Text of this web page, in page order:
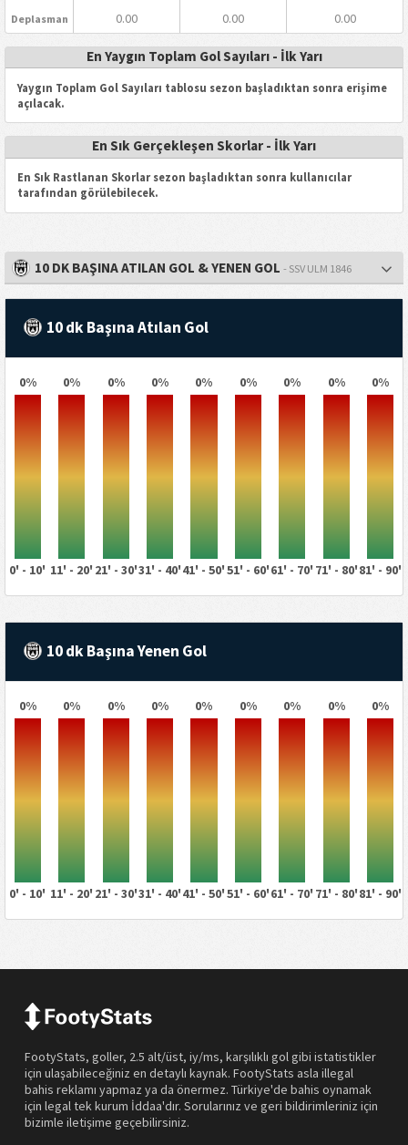
Deplasman 0.00 0.00 0.00
En Yaygın Toplam Gol Sayıları - İlk Yarı
Yaygın Toplam Gol Sayıları tablosu sezon başladıktan sonra erişime
açılacak.
En Sık Gerçekleşen Skorlar - İlk Yarı
En Sık Rastlanan Skorlar sezon başladıktan sonra kullanıcılar
tarafından görülebilecek.
10 DK BAŞINA ATILAN GOL & YENEN GOL - SSV ULM 1846
10 dk Başına Atılan Gol
0% 0% 0% 0% 0% 0% 0% 0% 0%
0' - 10' 11' - 20' 21' - 30'31' - 40'41' - 50'51' - 60'61' - 70' 71' - 80'81' - 90'
10 dk Başına Yenen Gol
0% 0% 0% 0% 0% 0% 0% 0% 0%
0' - 10' 11' - 20' 21' - 30'31' - 40'41' - 50'51' - 60'61' - 70' 71' - 80'81' - 90'
FootyStats, goller, 2.5 alt/üst, iy/ms, karşılıklı gol gibi istatistikler
için ulaşabileceğiniz en detaylı kaynak. FootyStats asla illegal
bahis reklamı yapmaz ya da önermez. Türkiye'de bahis oynamak
için legal tek kurum İddaa'dır. Sorularınız ve geri bildirimleriniz için
bizimle iletişime geçebilirsiniz.